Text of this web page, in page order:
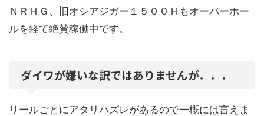
ＮＲＨＧ、旧オシアジガー１５００Ｈもオーバーホー
ルを経て絶賛稼働中です。
ダイワが嫌いな訳ではありませんが．．．
リールごとにアタリハズレがあるので一概には言えま